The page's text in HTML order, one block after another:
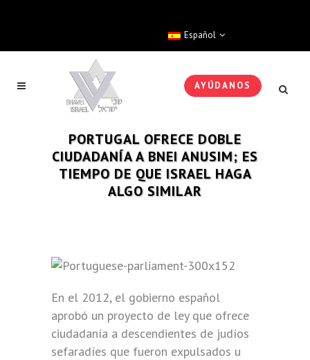
Español
AYÚDANOS
PORTUGAL OFRECE DOBLE
CIUDADANÍA A BNEI ANUSIM; ES
TIEMPO DE QUE ISRAEL HAGA
ALGO SIMILAR
En el 2012, el gobierno español
aprobó un proyecto de ley que ofrece
ciudadanía a descendientes de judíos
sefaradíes que fueron expulsados u